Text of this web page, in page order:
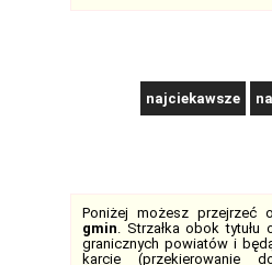
najciekawsze
Poniżej możesz przejrzeć
gmin. Strzałka obok tytułu
granicznych powiatów i
karcie (przekierowanie